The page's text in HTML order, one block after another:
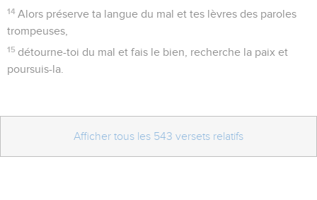
14 Alors préserve ta langue du mal et tes lèvres des paroles
trompeuses,
15 détourne-toi du mal et fais le bien, recherche la paix et
poursuis-la.
Afficher tous les 543 versets relatifs